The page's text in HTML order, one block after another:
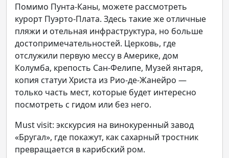
Помимо Пунта-Каны, можете рассмотреть
курорт Пуэрто-Плата. Здесь такие же отличные
пляжи и отельная инфраструктура, но больше
достопримечательностей. Церковь, где
отслужили первую мессу в Америке, дом
Колумба, крепость Сан-Фелипе, Музей янтаря,
копия статуи Христа из Рио-де-Жанейро —
только часть мест, которые будет интересно
посмотреть с гидом или без него.
Must visit: экскурсия на винокуренный завод
«Бругал», где покажут, как сахарный тростник
превращается в карибский ром.